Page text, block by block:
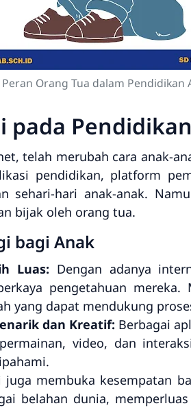
Peran Orang Tua dalam Pendidikan
pada
telah merubah cara anak-
pendidikan, platform
sehari-hari anak-anak.
bijak oleh orang tua.
bagi Anak
Luas: Dengan adanya
pengetahuan
yang dapat mendukung
dan Kreatif: Berbagai
video, dan
juga membuka kesempatan
belahan dunia,